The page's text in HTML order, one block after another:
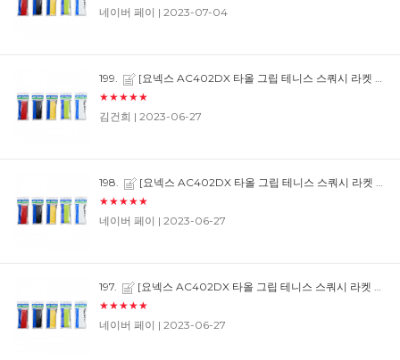
네이버 페이 | 2023-07-04
199. [요넥스 AC402DX 타올 그립 테니스 스쿼시 라켓 손잡이 테이프] 여름엔 항상 좋습니다.
★★★★★
김건희 | 2023-06-27
198. [요넥스 AC402DX 타올 그립 테니스 스쿼시 라켓 손잡이 테이프] 2번째구매합니다 만족
★★★★★
네이버 페이 | 2023-06-27
197. [요넥스 AC402DX 타올 그립 테니스 스쿼시 라켓 손잡이 테이프] 잘쓰겠습니다~~~~
★★★★★
네이버 페이 | 2023-06-27